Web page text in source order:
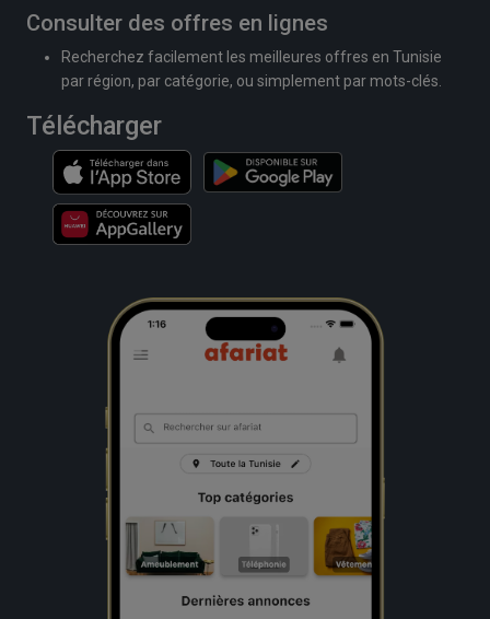
Consulter des offres en lignes
Recherchez facilement les meilleures offres en Tunisie
par région, par catégorie, ou simplement par mots-clés.
Télécharger